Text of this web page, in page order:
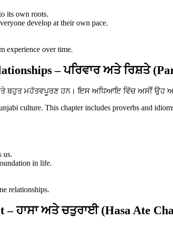
its own roots.
develop at their own pace.
experience over time.
– ਪਰਿਵਾਰ ਅਤੇ ਰਿਸ਼ਤੇ
ਬਹੁਤ ਮਹੱਤਵਪੂਰਣ ਹਨ। ਇਸ ਅਧਿਆਇ ਵਿੱਚ ਅਸੀਂ ਉਹ
culture. This chapter includes proverbs and
us.
in life.
relationships.
– ਹਾਸਾ ਅਤੇ ਚਤੁਰਾਈ (Hasa Ate